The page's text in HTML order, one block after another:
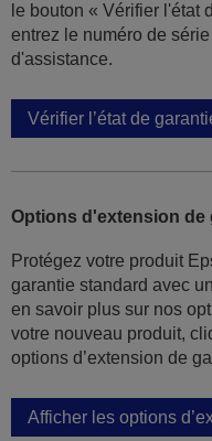
le bouton « Vérifier l'état
entrez le numéro de
d'assistance.
Vérifier l’état de
Options d'extension de
Protégez votre produit
garantie standard avec
en savoir plus sur nos
votre nouveau produit,
options d’extension de
Afficher les options